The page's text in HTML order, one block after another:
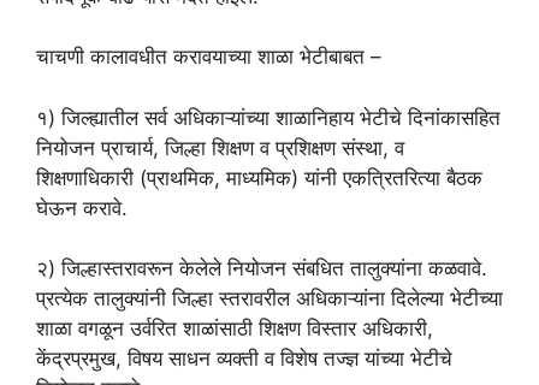
चाचणी कालावधीत करावयाच्या शाळा भेटीबाबत –
१) जिल्ह्यातील सर्व अधिकाऱ्यांच्या शाळानिहाय भेटीचे दिनांकासहित
नियोजन प्राचार्य, जिल्हा शिक्षण व प्रशिक्षण संस्था, व
शिक्षणाधिकारी (प्राथमिक, माध्यमिक) यांनी एकत्रितरित्या बैठक
घेऊन करावे.
२) जिल्हास्तरावरून केलेले नियोजन संबधित तालुक्यांना कळवावे.
प्रत्येक तालुक्यांनी जिल्हा स्तरावरील अधिकाऱ्यांना दिलेल्या भेटीच्या
शाळा वगळून उर्वरित शाळांसाठी शिक्षण विस्तार अधिकारी,
केंद्रप्रमुख, विषय साधन व्यक्ती व विशेष तज्ज्ञ यांच्या भेटीचे